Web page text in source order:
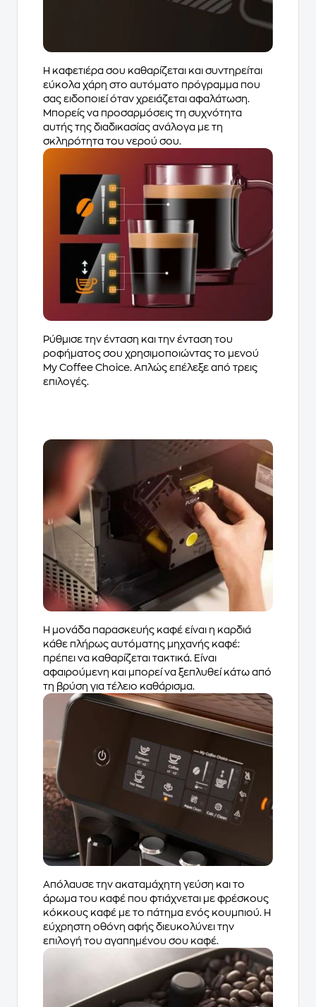
Η καφετιέρα σου καθαρίζεται και συντηρείται
εύκολα χάρη στο αυτόματο πρόγραμμα που
σας ειδοποιεί όταν χρειάζεται αφαλάτωση.
Μπορείς να προσαρμόσεις τη συχνότητα
αυτής της διαδικασίας ανάλογα με τη
σκληρότητα του νερού σου.
Ρύθμισε την ένταση και την ένταση του
ροφήματος σου χρησιμοποιώντας το μενού
My Coffee Choice. Απλώς επέλεξε από τρεις
επιλογές.
Η μονάδα παρασκευής καφέ είναι η καρδιά
κάθε πλήρως αυτόματης μηχανής καφέ:
πρέπει να καθαρίζεται τακτικά. Είναι
αφαιρούμενη και μπορεί να ξεπλυθεί κάτω από
τη βρύση για τέλειο καθάρισμα.
Απόλαυσε την ακαταμάχητη γεύση και το
άρωμα του καφέ που φτιάχνεται με φρέσκους
κόκκους καφέ με το πάτημα ενός κουμπιού. Η
εύχρηστη οθόνη αφής διευκολύνει την
επιλογή του αγαπημένου σου καφέ.